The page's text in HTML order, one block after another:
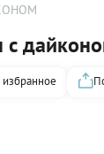
с
избранное